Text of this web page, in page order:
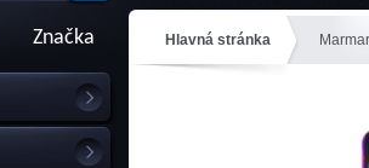
Značka Hlavná stránka